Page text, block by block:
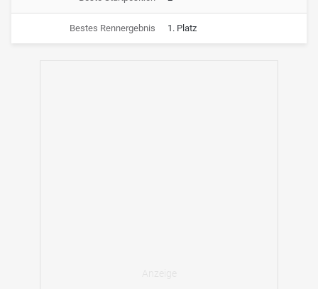
Bestes Rennergebnis 1. Platz